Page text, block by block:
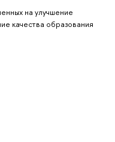
на улучшение
качества образования